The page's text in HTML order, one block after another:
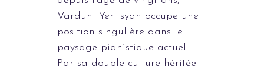
Varduhi Yeritsyan occupe une
position singulière dans le
paysage pianistique actuel.
Par sa double culture héritée